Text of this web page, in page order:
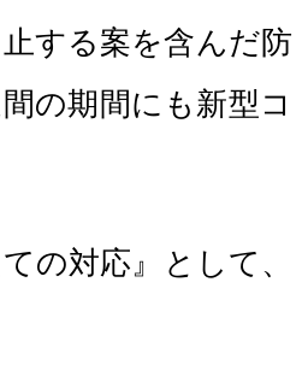
する案を含んだ防
の期間にも新型コ
の対応』として、